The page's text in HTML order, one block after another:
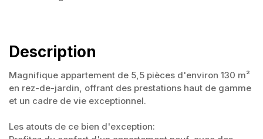
Description
Magnifique appartement de 5,5 pièces d'environ 130 m²
en rez-de-jardin, offrant des prestations haut de gamme
et un cadre de vie exceptionnel.
Les atouts de ce bien d'exception: